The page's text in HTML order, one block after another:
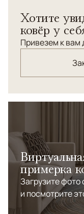
Хотите
ковёр у
Привезем к вам
примерка
Загрузите фото
и посмотрите